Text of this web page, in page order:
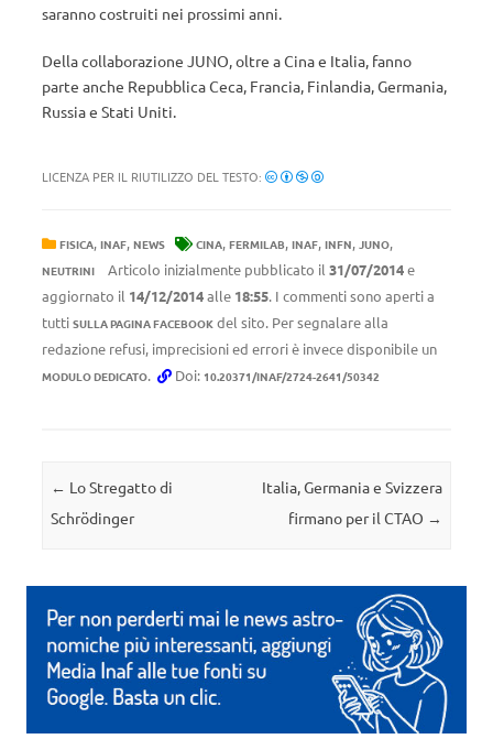
saranno costruiti nei prossimi anni.
Della collaborazione JUNO, oltre a Cina e Italia, fanno
parte anche Repubblica Ceca, Francia, Finlandia, Germania,
Russia e Stati Uniti.
LICENZA PER IL RIUTILIZZO DEL TESTO:
FISICA, INAF, NEWS CINA, FERMILAB, INAF, INFN, JUNO,
NEUTRINI Articolo inizialmente pubblicato il 31/07/2014e
aggiornato il 14/12/2014alle 18:55. I commenti sono aperti a
tutti SULLA PAGINA FACEBOOK del sito. Per segnalare alla
redazione refusi, imprecisioni ed errori è invece disponibile un
MODULO DEDICATO. Doi: 10.20371/INAF/2724-2641/50342
Navigazione articolo
← Lo Stregatto di
Schrödinger
Italia, Germania e Svizzera
firmano per il CTAO →